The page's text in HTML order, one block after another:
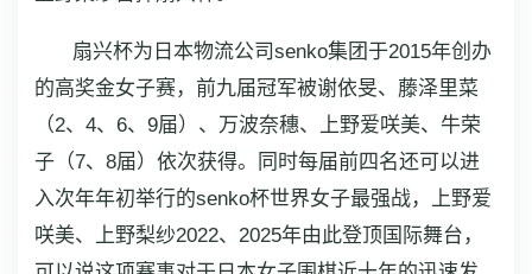
扇兴杯为日本物流公司senko集团于2015年创办
的高奖金女子赛，前九届冠军被谢依旻、藤泽里菜
（2、4、6、9届）、万波奈穗、上野爱咲美、牛荣
子（7、8届）依次获得。同时每届前四名还可以进
入次年年初举行的senko杯世界女子最强战，上野爱
咲美、上野梨纱2022、2025年由此登顶国际舞台，